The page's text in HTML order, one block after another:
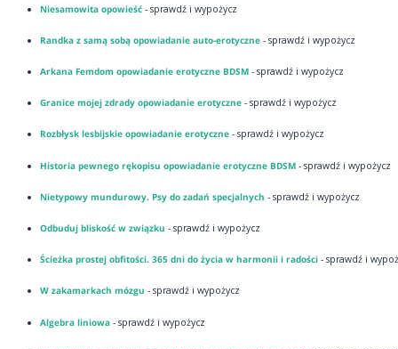
Niesamowita opowieść- sprawdź i wypożycz
Randka z samą sobą opowiadanie auto-erotyczne- sprawdź i wypożycz
Arkana Femdom opowiadanie erotyczne BDSM- sprawdź i wypożycz
Granice mojej zdrady opowiadanie erotyczne- sprawdź i wypożycz
Rozbłysk lesbijskie opowiadanie erotyczne- sprawdź i wypożycz
Historia pewnego rękopisu opowiadanie erotyczne BDSM- sprawdź i wypożycz
Nietypowy mundurowy. Psy do zadań specjalnych - sprawdź i wypożycz
Odbuduj bliskość w związku - sprawdź i wypożycz
Ścieżka prostej obfitości. 365 dni do życia w harmonii i radości - sprawdź i
W zakamarkach mózgu - sprawdź i wypożycz
Algebra liniowa- sprawdź i wypożycz